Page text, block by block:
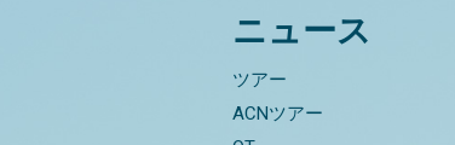
ニュース
ツアー
ACNツアー